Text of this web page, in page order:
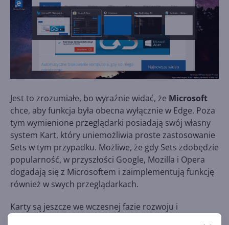
Jest to zrozumiałe, bo wyraźnie widać, że Microsoft
chce, aby funkcja była obecna wyłącznie w Edge. Poza
tym wymienione przeglądarki posiadają swój własny
system Kart, który uniemożliwia proste zastosowanie
Sets w tym przypadku. Możliwe, że gdy Sets zdobędzie
popularność, w przyszłości Google, Mozilla i Opera
dogadają się z Microsoftem i zaimplementują funkcję
również w swych przeglądarkach.
Karty są jeszcze we wczesnej fazie rozwoju i